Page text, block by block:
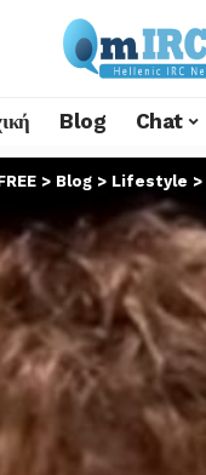
Blog Chat
> Blog > Lifestyle >